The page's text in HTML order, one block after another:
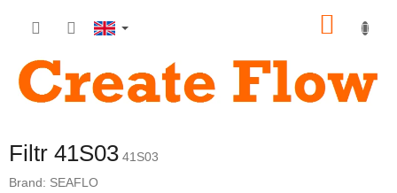
Filtr 41S03 41S03
Brand: SEAFLO